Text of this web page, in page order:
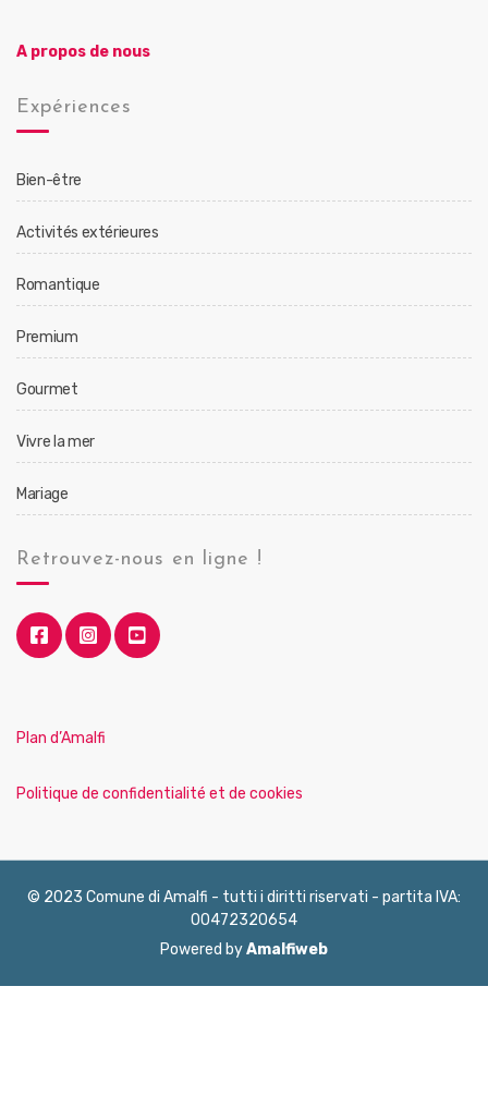
A propos de nous
Expériences
Bien-être
Activités extérieures
Romantique
Premium
Gourmet
Vivre la mer
Mariage
Retrouvez-nous en ligne !
Plan d’Amalfi
Politique de confidentialité et de cookies
© 2023 Comune di Amalfi - tutti i diritti riservati - partita IVA:
00472320654
Powered byAmalfiweb